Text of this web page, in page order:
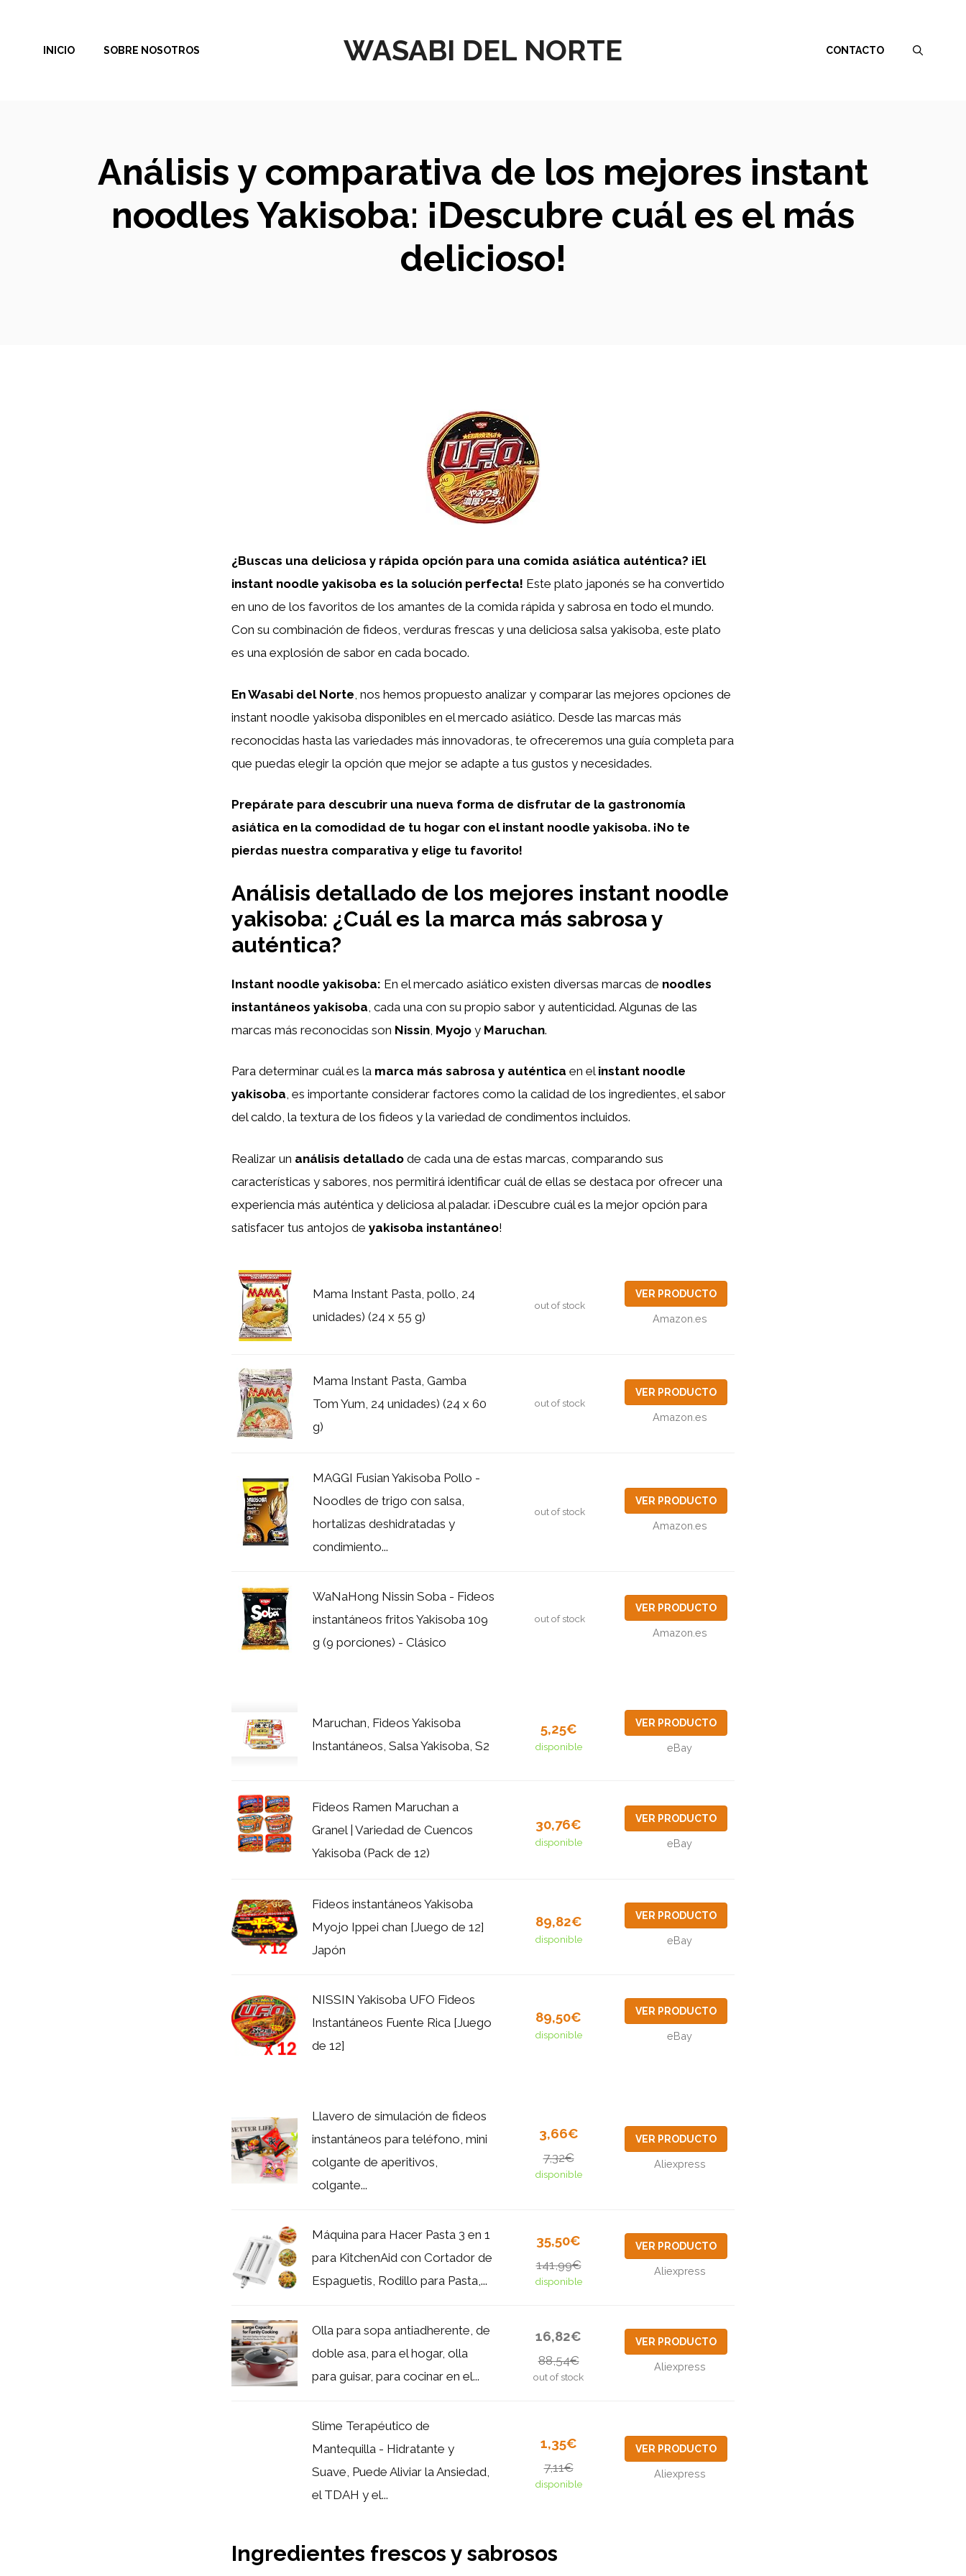
contenido
WASABI DEL NORTE
INICIO SOBRE NOSOTROS CONTACTO
Análisis y comparativa de los mejores instant
noodles Yakisoba: ¡Descubre cuál es el más
delicioso!
¿Buscas una deliciosa y rápida opción para una comida asiática auténtica? ¡El
instant noodle yakisoba es la solución perfecta! Este plato japonés se ha convertido
en uno de los favoritos de los amantes de la comida rápida y sabrosa en todo el mundo.
Con su combinación de fideos, verduras frescas y una deliciosa salsa yakisoba, este plato
es una explosión de sabor en cada bocado.
En Wasabi del Norte , nos hemos propuesto analizar y comparar las mejores opciones de
instant noodle yakisoba disponibles en el mercado asiático. Desde las marcas más
reconocidas hasta las variedades más innovadoras, te ofreceremos una guía completa para
que puedas elegir la opción que mejor se adapte a tus gustos y necesidades.
Prepárate para descubrir una nueva forma de disfrutar de la gastronomía
asiática en la comodidad de tu hogar con el instant noodle yakisoba. ¡No te
pierdas nuestra comparativa y elige tu favorito!
Análisis detallado de los mejores instant noodle
yakisoba: ¿Cuál es la marca más sabrosa y
auténtica?
Instant noodle yakisoba: En el mercado asiático existen diversas marcas de noodles
instantáneos yakisoba , cada una con su propio sabor y autenticidad. Algunas de las
marcas más reconocidas son Nissin Myojo y Maruchan.
Para determinar cuál es la marca más sabrosa y auténtica en el instant noodle
yakisoba, es importante considerar factores como la calidad de los ingredientes, el sabor
del caldo, la textura de los fideos y la variedad de condimentos incluidos.
Realizar un análisis detallado de cada una de estas marcas, comparando sus
características y sabores, nos permitirá identificar cuál de ellas se destaca por ofrecer una
experiencia más auténtica y deliciosa al paladar. ¡Descubre cuál es la mejor opción para
satisfacer tus antojos de yakisoba instantáneo!
Mama Instant Pasta, pollo, 24
unidades) (24 x 55 g)
out of stock
VER PRODUCTO
Amazon.es
Mama Instant Pasta, Gamba
Tom Yum, 24 unidades) (24 x 60
g)
out of stock
VER PRODUCTO
Amazon.es
MAGGI Fusian Yakisoba Pollo -
Noodles de trigo con salsa,
hortalizas deshidratadas y
condimiento...
out of stock
VER PRODUCTO
Amazon.es
WaNaHong Nissin Soba - Fideos
instantáneos fritos Yakisoba 109
g (9 porciones) - Clásico
out of stock
VER PRODUCTO
Amazon.es
Maruchan, Fideos Yakisoba
Instantáneos, Salsa Yakisoba, S2
5,25€
disponible
VER PRODUCTO
eBay
Fideos Ramen Maruchan a
Granel | Variedad de Cuencos
Yakisoba (Pack de 12)
30,76€
disponible
VER PRODUCTO
eBay
Fideos instantáneos Yakisoba
Myojo Ippei chan [Juego de 12]
Japón
89,82€
disponible
VER PRODUCTO
eBay
NISSIN Yakisoba UFO Fideos
Instantáneos Fuente Rica [Juego
de 12]
89,50€
disponible
VER PRODUCTO
eBay
Llavero de simulación de fideos
instantáneos para teléfono, mini
colgante de aperitivos,
colgante...
3,66€
7,32€
disponible
VER PRODUCTO
Aliexpress
Máquina para Hacer Pasta 3 en 1
para KitchenAid con Cortador de
Espaguetis, Rodillo para Pasta,...
35,50€
141,99€
disponible
VER PRODUCTO
Aliexpress
Olla para sopa antiadherente, de
doble asa, para el hogar, olla
para guisar, para cocinar en el...
16,82€
88,54€
out of stock
VER PRODUCTO
Aliexpress
Slime Terapéutico de
Mantequilla - Hidratante y
Suave, Puede Aliviar la Ansiedad,
el TDAH y el...
1,35€
7,11€
disponible
VER PRODUCTO
Aliexpress
Ingredientes frescos y sabrosos